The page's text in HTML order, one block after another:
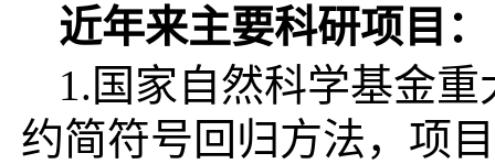
近年来主要科研项目：
1.国家自然科学基金
约简符号回归方法，项